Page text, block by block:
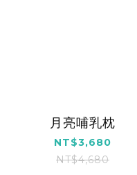
月亮哺乳枕
NT$3,680
NT$4,680